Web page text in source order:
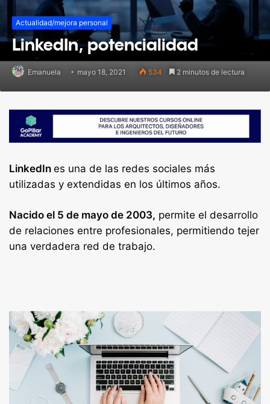
Actualidad/mejora personal
LinkedIn, potencialidad
Emanuela mayo 18, 2021 534 2 minutos de lectura
LinkedIn es una de las redes sociales más
utilizadas y extendidas en los últimos años.
Nacido el 5 de mayo de 2003, permite el desarrollo
de relaciones entre profesionales, permitiendo tejer
una verdadera red de trabajo.